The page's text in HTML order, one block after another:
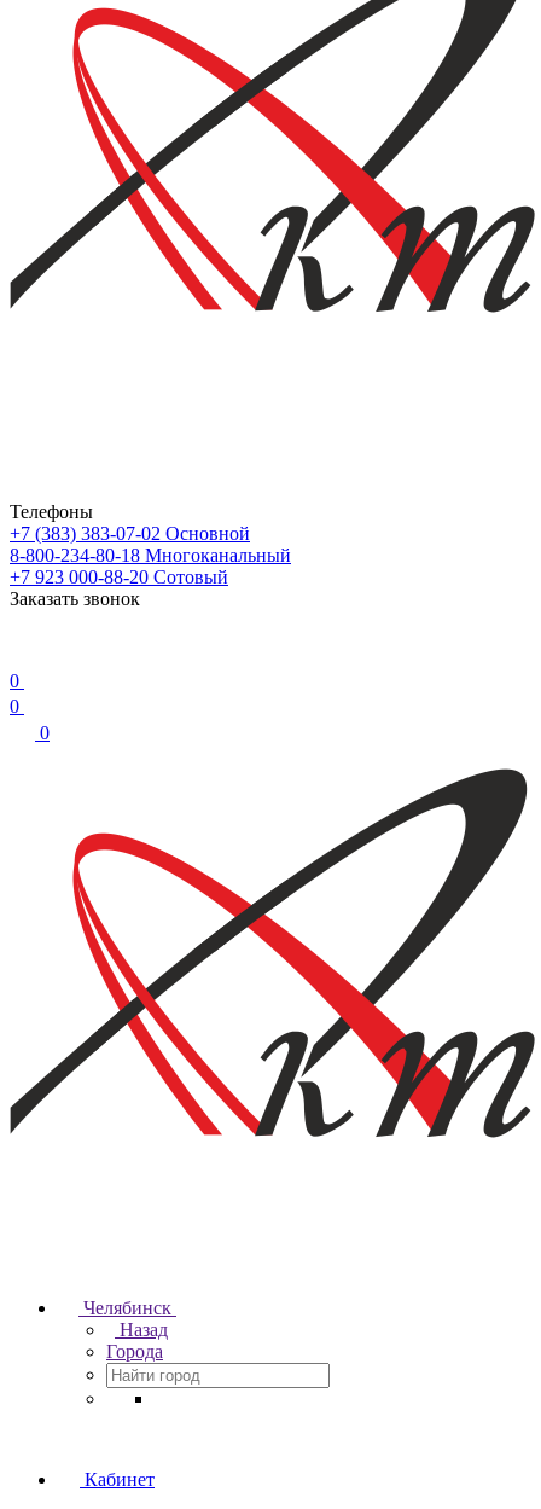
Телефоны
+7 (383) 383-07-02 Основной
8-800-234-80-18 Многоканальный
+7 923 000-88-20 Сотовый
Заказать звонок
0
0
0
Челябинск
Назад
Города
Кабинет